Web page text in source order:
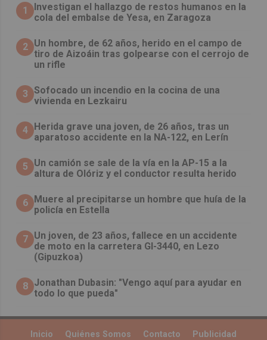
1
Investigan el hallazgo de restos humanos en la
cola del embalse de Yesa, en Zaragoza
2 Un hombre, de 62 años, herido en el campo de
tiro de Aizoáin tras golpearse con el cerrojo de
un rifle
3 Sofocado un incendio en la cocina de una
vivienda en Lezkairu
4 Herida grave una joven, de 26 años, tras un
aparatoso accidente en la NA-122, en Lerín
5
Un camión se sale de la vía en la AP-15 a la
altura de Olóriz y el conductor resulta herido
6 Muere al precipitarse un hombre que huía de la
policía en Estella
7 Un joven, de 23 años, fallece en un accidente
de moto en la carretera GI-3440, en Lezo
(Gipuzkoa)
8 Jonathan Dubasin: "Vengo aquí para ayudar en
todo lo que pueda"
Inicio Quiénes Somos Contacto
Publicidad